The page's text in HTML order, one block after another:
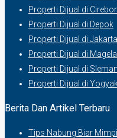
Properti Dijual di
Properti Dijual di Depok
Properti Dijual di
Properti Dijual di
Properti Dijual di Sleman
Properti Dijual di
Berita Dan Artikel Terbaru
Tips Nabung Biar